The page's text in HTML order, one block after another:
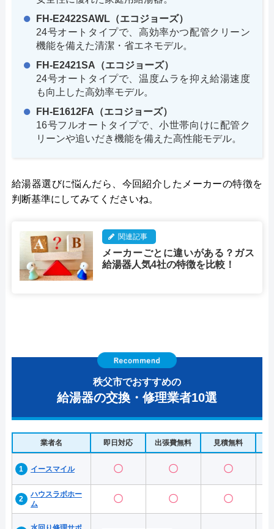
FH-E2422SAWL（エコジョーズ）
24号オートタイプで、高効率かつ配管クリーン
機能を備えた清潔・省エネモデル。
FH-E2421SA（エコジョーズ）
24号オートタイプで、温度ムラを抑え給湯速度
も向上した高効率モデル。
FH-E1612FA（エコジョーズ）
16号フルオートタイプで、小世帯向けに配管ク
リーンや追いだき機能を備えた高性能モデル。
給湯器選びに悩んだら、今回紹介したメーカーの特徴を
判断基準にしてみてくださいね。
関連記事
メーカーごとに違いがある？ガス
給湯器人気4社の特徴を比較！
秩父市でおすすめの
給湯器の交換・修理業者10選
業者名 即日対応 出張費無料 見積無料
イースマイル 〇 〇 〇
ハウスラボホー
ム
〇 〇 〇